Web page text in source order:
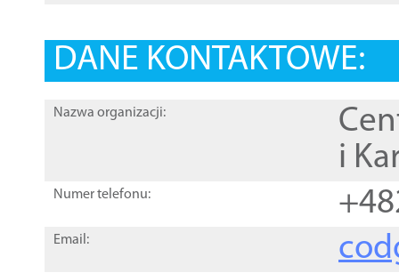
DANE KONTAKTOWE:
Nazwa organizacji:
i
Numer telefonu:
Email: